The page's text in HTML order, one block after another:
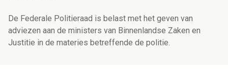
De Federale Politieraad is belast met het geven van
adviezen aan de ministers van Binnenlandse Zaken en
Justitie in de materies betreffende de politie.